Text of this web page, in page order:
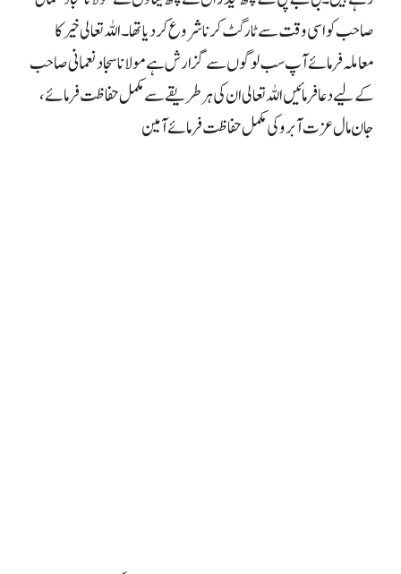
صاحب کو اسی وقت سے ٹارگٹ کرنا شروع کر دیا تھا۔اللہ تعالی خیر کا
معاملہ فرمائے آپ سب لوگوں سے گزارش ہے مولانا سجاد نعمانی صاحب
کے لیے دعا فرمائیں اللہ تعالی ان کی ہر طریقے سے مکمل حفاظت فرمائے،
جان مال عزت آبرو کی مکمل حفاظت فرمائے آمین